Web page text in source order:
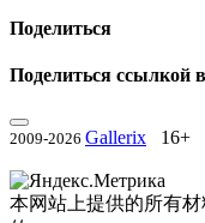
Поделиться
Поделиться ссылкой
2009-2026 Gallerix 16+
本网站上提供的所有